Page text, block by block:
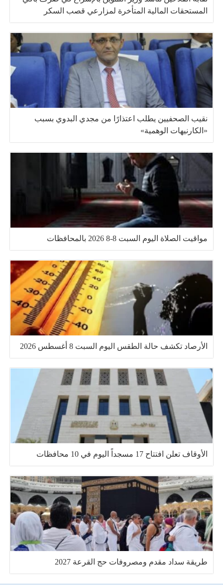
المستحقات المالية المتأخرة لمزارعي قصب السكر
نقيب الصحفيين يطلب اعتذارًا من مجدي البدوي بسبب
«الكارنيهات الوهمية»
مواقيت الصلاة اليوم السبت 8-8 2026 بالمحافظات
الأرصاد تكشف حالة الطقس اليوم السبت 8 أغسطس 2026
الأوقاف تعلن افتتاح 17 مسجداً اليوم في 10 محافظات
طريقة سداد مقدم ومصروفات حج القرعة 2027